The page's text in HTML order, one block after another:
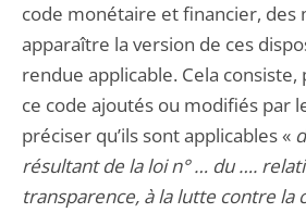
code monétaire et financier, des
apparaître la version de ces
rendue applicable. Cela
ce code ajoutés ou modifiés par
préciser qu’ils sont applicables «
résultant de la loi n° … du ….
transparence, à la lutte contre la